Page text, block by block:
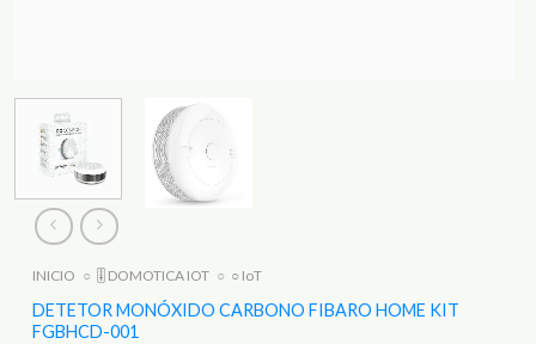
INICIO ○ 🎚️ DOMOTICA IOT ○ ○ IoT
DETETOR MONÓXIDO CARBONO FIBARO HOME KIT
FGBHCD-001